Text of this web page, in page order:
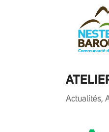
Actualités,